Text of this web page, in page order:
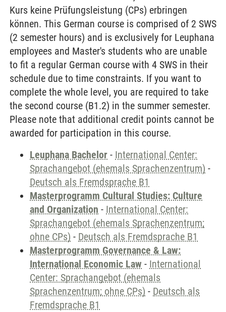
Kurs keine Prüfungsleistung (CPs) erbringen
können. This German course is comprised of 2 SWS
(2 semester hours) and is exclusively for Leuphana
employees and Master's students who are unable
to fit a regular German course with 4 SWS in their
schedule due to time constraints. If you want to
complete the whole level, you are required to take
the second course (B1.2) in the summer semester.
Please note that additional credit points cannot be
awarded for participation in this course.
Leuphana Bachelor - International Center:
Sprachangebot (ehemals Sprachenzentrum) -
Deutsch als Fremdsprache B1
Masterprogramm Cultural Studies: Culture
and Organization - International Center:
Sprachangebot (ehemals Sprachenzentrum;
ohne CPs) - Deutsch als Fremdsprache B1
Masterprogramm Governance & Law:
International Economic Law - International
Center: Sprachangebot (ehemals
Sprachenzentrum; ohne CPs) - Deutsch als
Fremdsprache B1